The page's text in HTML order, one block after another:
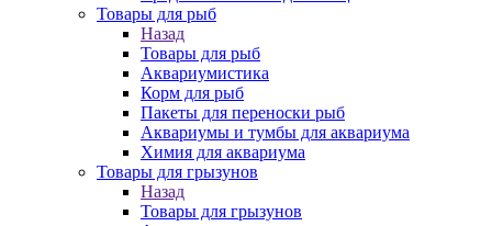
Товары для рыб
Назад
Товары для рыб
Аквариумистика
Корм для рыб
Пакеты для переноски рыб
Аквариумы и тумбы для аквариума
Химия для аквариума
Товары для грызунов
Назад
Товары для грызунов